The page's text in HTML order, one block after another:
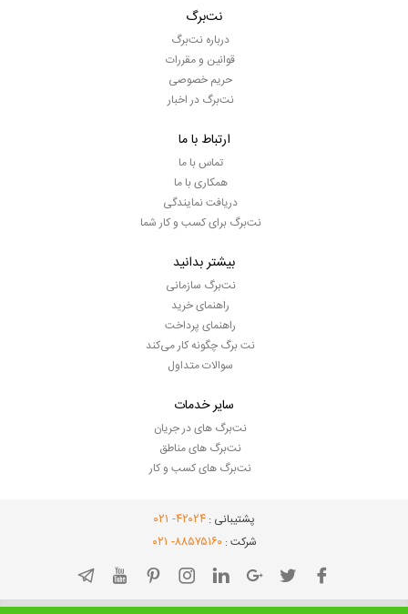
نت‌برگ
درباره نت‌برگ
قوانین و مقررات
حریم خصوصی
نت‌برگ در اخبار
ارتباط با ما
تماس با ما
همکاری با ما
دریافت نمایندگی
نت‌برگ برای کسب و کار شما
بیشتر بدانید
نت‌برگ سازمانی
راهنمای خرید
راهنمای پرداخت
نت برگ چگونه کار می‌کند
سوالات متداول
سایر خدمات
نت‌برگ های در جریان
نت‌برگ های مناطق
نت‌برگ های کسب و کار
پشتیبانی : ۴۲۰۲۴- ۰۲۱
شرکت : ۸۸۵۷۵۱۶۰- ۰۲۱